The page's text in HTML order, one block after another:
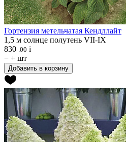
Гортензия метельчатая Кендллайт
1,5 м солнце полутень VII-IX
830 .00 i
− + шт
Добавить в корзину